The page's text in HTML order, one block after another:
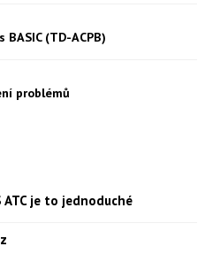
(TD-ACPB)
problémů
je to jednoduché